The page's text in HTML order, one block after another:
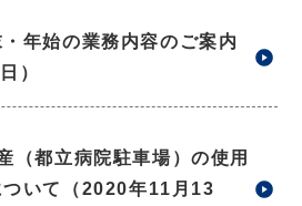
年始の業務内容のご案内
）
（都立病院駐車場）の使用
いて（2020年11月13